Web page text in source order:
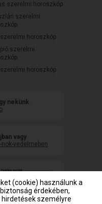
szerelmi horoszkóp
szerelmi
szerelmi horoszkóp
szerelmi
szerelmi horoszkóp
nekünk
vagy
vedelmeben
(cookie) használunk a
érdekében,
személyre